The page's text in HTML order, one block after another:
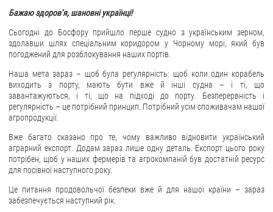
Новини
Drone Deals
Відеогалерея
ЗВЕРНЕННЯ ГРОМАДЯН
Звернення громадян
Електронне звернення
ДОСТУП ДО ПУБЛІЧНОЇ ІНФОРМАЦІЇ
Організація доступу до публічної інформації
Бажаю здоровʼя, шановні українці!
Сьогодні до Босфору прийшло перше судно з українським зерном,
здолавши шлях спеціальним коридором у Чорному морі, який був
погоджений для розблокування наших портів.
Наша мета зараз – щоб була регулярність: щоб коли один корабель
виходить з порту, мають бути вже й інші судна – і ті, що
завантажуються, і ті, що на підході до порту. Безперервність і
регулярність – це потрібний принцип. Потрібний усім споживачам нашої
агропродукції.
Вже багато сказано про те, чому важливо відновити український
аграрний експорт. Додам зараз лише одну деталь. Експорт цього року
потрібен, щоб у наших фермерів та агрокомпаній був достатній ресурс
для посівної наступного року.
Це питання продовольчої безпеки вже й для нашої країни – зараз
забезпечується наступний рік.